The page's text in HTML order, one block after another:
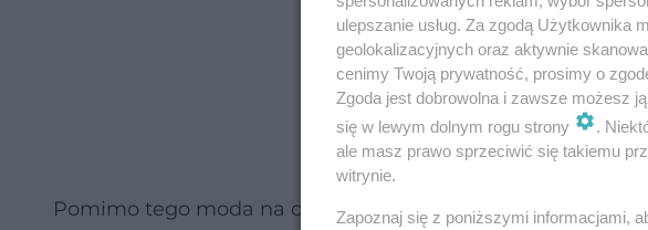
Pomimo tego moda na opaleniznę nie zmienia się od lat
ulepszanie usług. Za zgodą Użytkownika
geolokalizacyjnych oraz aktywnie
cenimy Twoją prywatność, prosimy o
Zgoda jest dobrowolna i zawsze możesz
się w lewym dolnym rogu strony
.
ale masz prawo sprzeciwić się takiemu
witrynie.
Zapoznaj się z poniższymi informacjami,